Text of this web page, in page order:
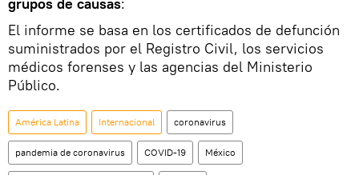
El informe se basa en los certificados de defunción
suministrados por el Registro Civil, los servicios
médicos forenses y las agencias del Ministerio
Público.
América Latina Internacional coronavirus
pandemia de coronavirus COVID-19 México